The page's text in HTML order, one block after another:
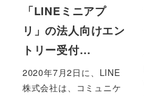
「LINEミニアプ
リ」の法人向けエン
トリー受付…
2020年7月2日に、LINE
株式会社は、コミュニケ